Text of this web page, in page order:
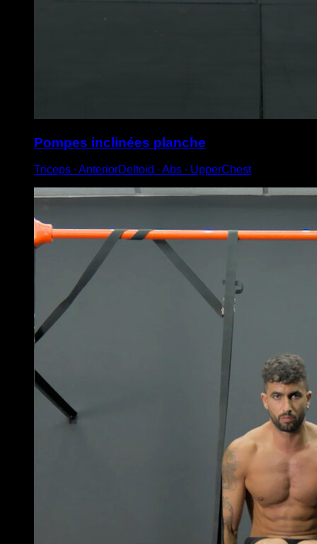
Pompes inclinées planche
Triceps ∙ AnteriorDeltoid ∙ Abs ∙ UpperChest